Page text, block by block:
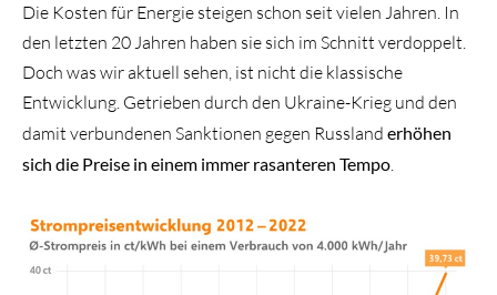
Die Kosten für Energie steigen schon seit vielen Jahren. In
den letzten 20 Jahren haben sie sich im Schnitt verdoppelt.
Doch was wir aktuell sehen, ist nicht die klassische
Entwicklung. Getrieben durch den Ukraine-Krieg und den
damit verbundenen Sanktionen gegen Russland erhöhen
sich die Preise in einem immer rasanteren Tempo.